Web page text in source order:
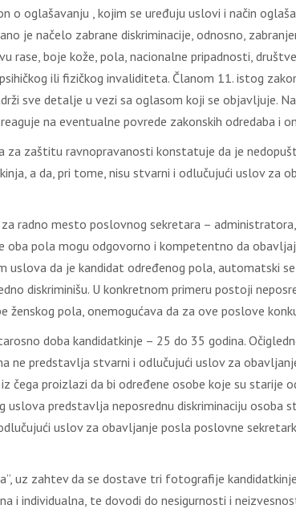
o oglašavanju , kojim se uređuju uslovi i način
je načelo zabrane diskriminacije, odnosno,
rase, boje kože, pola, nacionalne pripadnosti,
ili fizičkog invaliditeta. Članom 11. istog
sve detalje u vezi sa oglasom koji se objavljuje.
na eventualne povrede zakonskih odredaba i
za zaštitu ravnopravanosti konstatuje da je
a da, pri tome, nisu stvarni i odlučujući uslov za
radno mesto poslovnog sekretara –
oba pola mogu odgovorno i kompetentno da
da je kandidat određenog pola, automatski
diskriminišu. U konkretnom primeru postoji
pola, onemogućava da za ove poslove
doba kandidatkinje – 25 do 35 godina.
ne predstavlja stvarni i odlučujući uslov za
čega proizlazi da bi određene osobe koje su starije
predstavlja neposrednu diskriminaciju osoba
uslov za obavljanje posla poslovne
uz zahtev da se dostave tri fotografije
i individualna, te dovodi do nesigurnosti i